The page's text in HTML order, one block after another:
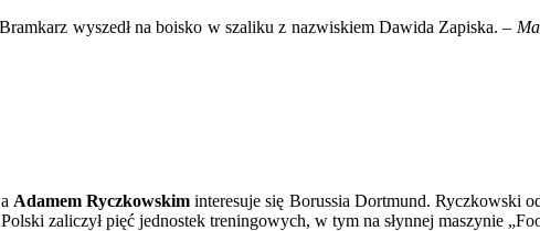
wyszedł na boisko w szaliku z nazwiskiem Dawida Zapiska. –
Adamem Ryczkowskim interesuje się Borussia Dortmund. Ryczkowski
zaliczył pięć jednostek treningowych, w tym na słynnej maszynie